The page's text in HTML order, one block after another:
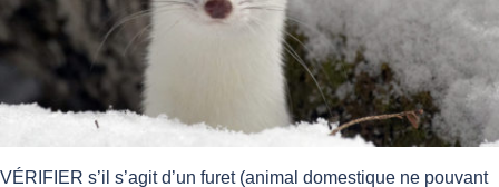
VÉRIFIER s’il s’agit d’un furet (animal domestique ne pouvant